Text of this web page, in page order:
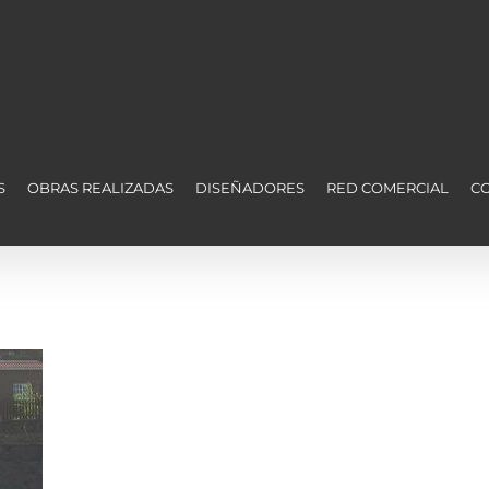
OBRAS REALIZADAS DISEÑADORES RED COMERCIAL